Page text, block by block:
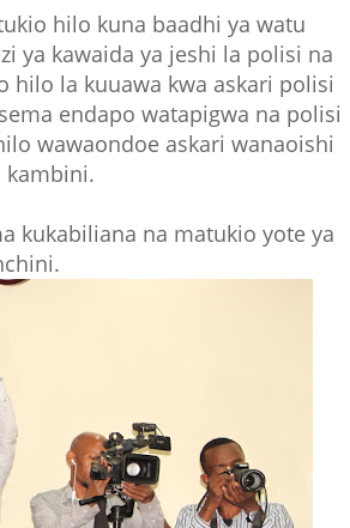
hilo kuna baadhi ya watu
ya kawaida ya jeshi la polisi na
hilo la kuuawa kwa askari polisi
endapo watapigwa na polisi
wawaondoe askari wanaoishi
kambini.
kukabiliana na matukio yote ya